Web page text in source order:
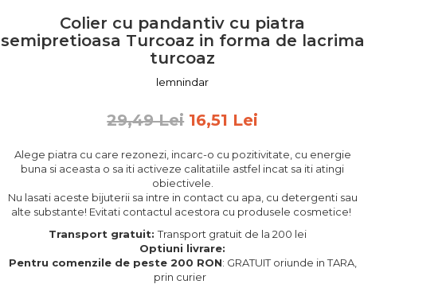
Colier cu pandantiv cu piatra
semipretioasa Turcoaz in forma de lacrima
turcoaz
lemnindar
29,49 Lei 16,51 Lei
Alege piatra cu care rezonezi, incarc-o cu pozitivitate, cu energie
buna si aceasta o sa iti activeze calitatiile astfel incat sa iti atingi
obiectivele.
Nu lasati aceste bijuterii sa intre in contact cu apa, cu detergenti sau
alte substante! Evitati contactul acestora cu produsele cosmetice!
Transport gratuit:Transport gratuit de la 200 lei
Optiuni livrare:
Pentru comenzile de peste 200 RON: GRATUIT oriunde in TARA,
prin curier